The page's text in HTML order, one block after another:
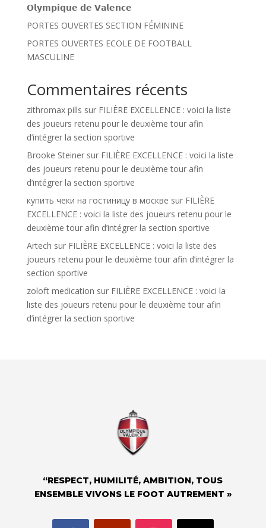
𝗢𝗹𝘆𝗺𝗽𝗶𝗾𝘂𝗲 𝗱𝗲 𝗩𝗮𝗹𝗲𝗻𝗰𝗲
PORTES OUVERTES SECTION FÉMININE
PORTES OUVERTES ECOLE DE FOOTBALL
MASCULINE
Commentaires récents
zithromax pills sur FILIÈRE EXCELLENCE : voici la liste
des joueurs retenu pour le deuxième tour afin
d’intégrer la section sportive
Brooke Steinersur FILIÈRE EXCELLENCE : voici la liste
des joueurs retenu pour le deuxième tour afin
d’intégrer la section sportive
купить чеки на гостиницу в москве sur FILIÈRE
EXCELLENCE : voici la liste des joueurs retenu pour le
deuxième tour afin d’intégrer la section sportive
Artech sur FILIÈRE EXCELLENCE : voici la liste des
joueurs retenu pour le deuxième tour afin d’intégrer la
section sportive
zoloft medication sur FILIÈRE EXCELLENCE : voici la
liste des joueurs retenu pour le deuxième tour afin
d’intégrer la section sportive
“RESPECT, HUMILITÉ, AMBITION, TOUS
ENSEMBLE VIVONS LE FOOT AUTREMENT »